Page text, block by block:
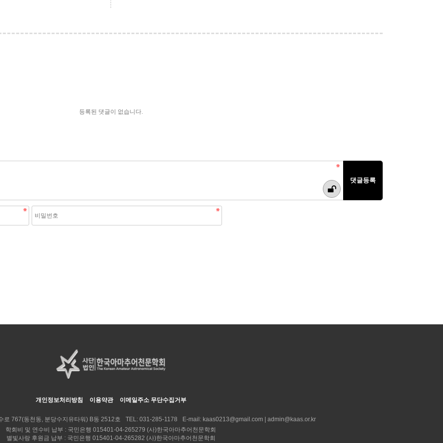
등록된 댓글이 없습니다.
개인정보처리방침 이용약관 이메일주소 무단수집거부
로 767(동천동, 분당수지유타워) B동 2512호 TEL: 031-285-1178 E-mail: kaas0213@gmail.com | admin@kaas.or.kr
학회비 및 연수비 납부 : 국민은행 015401-04-265279 (사)한국아마추어천문학회
별빛사랑 후원금 납부 : 국민은행 015401-04-265282 (사)한국아마추어천문학회